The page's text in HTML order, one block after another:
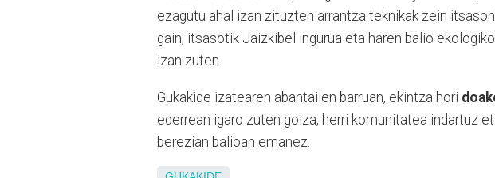
ezagutu ahal izan zituzten arrantza teknikak zein
gain, itsasotik Jaizkibel ingurua eta haren balio
izan zuten.
Gukakide izatearen abantailen barruan, ekintza hori
ederrean igaro zuten goiza, herri komunitatea indartuz
berezian balioan emanez.